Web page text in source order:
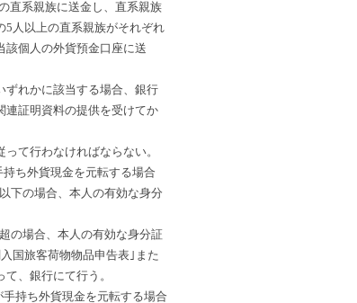
直系親族に送金し、直系親族
5人以上の直系親族がそれぞれ
該個人の外貨預金口座に送
ずれかに該当する場合、銀行
連証明資料の提供を受けてか
て行わなければならない。
ち外貨現金を元転する場合
下の場合、本人の有効な身分
の場合、本人の有効な身分証
国旅客荷物物品申告表｣また
、銀行にて行う。
持ち外貨現金を元転する場合